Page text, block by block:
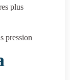
plus
pression